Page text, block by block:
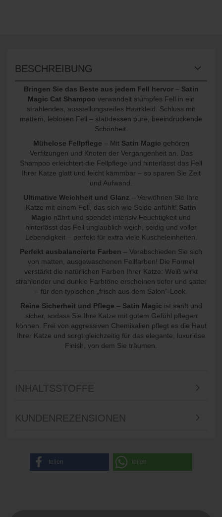
BESCHREIBUNG
Bringen Sie das Beste aus jedem Fell hervor– Satin
Magic Cat Shampoo verwandelt stumpfes Fell in ein
strahlendes, ausstellungsreifes Haarkleid. Schluss mit
mattem, leblosen Fell – stattdessen pure, beeindruckende
Schönheit.
Mühelose Fellpflege – Mit Satin Magic gehören
Verfilzungen und Knoten der Vergangenheit an. Das
Shampoo erleichtert die Fellpflege und hinterlässt das Fell
Ihrer Katze glatt und leicht kämmbar – so sparen Sie Zeit
und Aufwand.
Ultimative Weichheit und Glanz – Verwöhnen Sie Ihre
Katze mit einem Fell, das sich wie Seide anfühlt! Satin
Magic nährt und spendet intensiv Feuchtigkeit und
hinterlässt das Fell unglaublich weich, seidig und voller
Lebendigkeit – perfekt für extra viele Kuscheleinheiten.
Perfekt ausbalancierte Farben – Verabschieden Sie sich
von matten, ausgewaschenen Fellfarben! Die Formel
verstärkt die natürlichen Farben Ihrer Katze: Weiß wirkt
strahlender und dunkle Farbtöne erscheinen tiefer und satter
– für den typischen „frisch aus dem Salon“-Look.
Reine Sicherheit und Pflege – Satin Magic ist sanft und
sicher, sodass Sie Ihre Katze mit gutem Gefühl pflegen
können. Frei von aggressiven Chemikalien pflegt es die Haut
Ihrer Katze und sorgt gleichzeitig für das elegante, luxuriöse
Finish, von dem Sie träumen.
INHALTSSTOFFE
KUNDENREZENSIONEN
teilen teilen